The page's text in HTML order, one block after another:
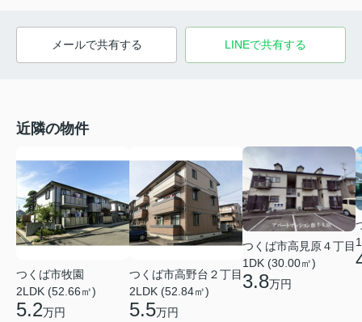
メールで共有する LINEで共有する
近隣の物件
つくば市牧園
2LDK (52.66㎡)
5.2万円
つくば市高野台２丁目
2LDK (52.84㎡)
5.5万円
つくば市高見原４丁目
1DK (30.00㎡)
3.8万円